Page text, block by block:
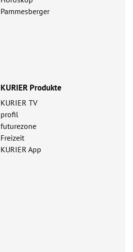
Pammesberger
KURIER Produkte
KURIER TV
profil
futurezone
Freizeit
KURIER App